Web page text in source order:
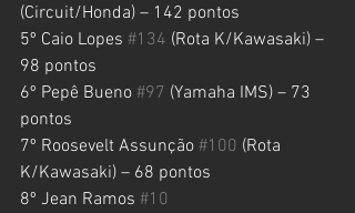
(Circuit/Honda) – 142 pontos
5º Caio Lopes #134 (Rota K/Kawasaki) –
98 pontos
6º Pepê Bueno #97 (Yamaha IMS) – 73
pontos
7º Roosevelt Assunção #100 (Rota
K/Kawasaki) – 68 pontos
8º Jean Ramos #10